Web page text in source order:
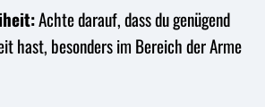
Achte darauf, dass du genügend
hast, besonders im Bereich der Arme